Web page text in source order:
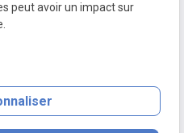
peut avoir un impact sur